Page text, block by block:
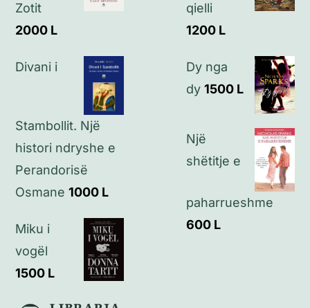
Zotit
2000 L
Divani i
Stambollit. Një
histori ndryshe e
Perandorisë
Osmane 1000 L
Miku i
vogël
1500 L
qielli
1200 L
Dy nga
dy 1500 L
Një
shëtitje e
paharrueshme
600 L